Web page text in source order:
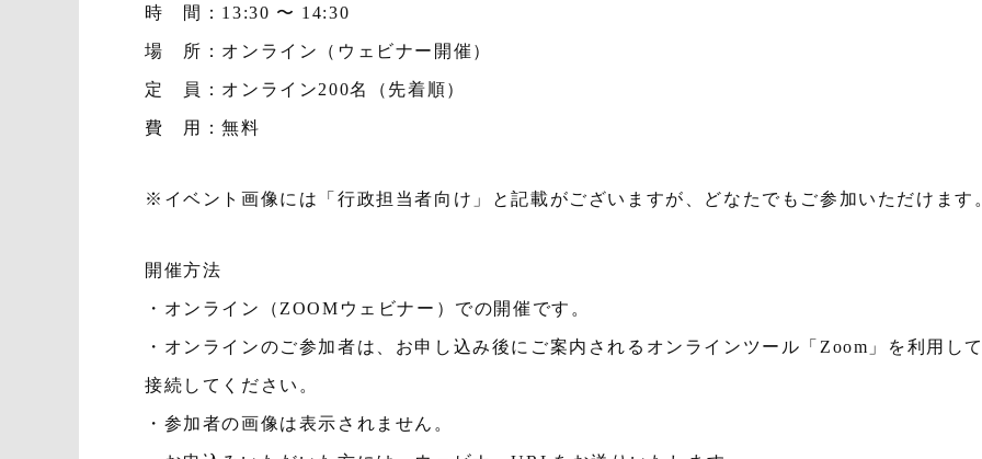
時 間：13:30 〜 14:30
場 所：オンライン（ウェビナー開催）
定 員：オンライン200名（先着順）
費 用：無料
※イベント画像には「行政担当者向け」と記載がございますが、どなたでもご参加いただけます
開催方法
・オンライン（ZOOMウェビナー）での開催です。
・オンラインのご参加者は、お申し込み後にご案内されるオンラインツール「Zoom」を利用し
接続してください。
・参加者の画像は表示されません。